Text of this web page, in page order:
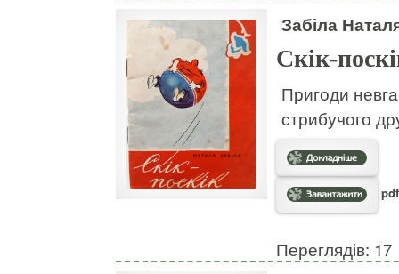
Забіла
Скік-
Пригоди
стрибучого
Переглядів: 17